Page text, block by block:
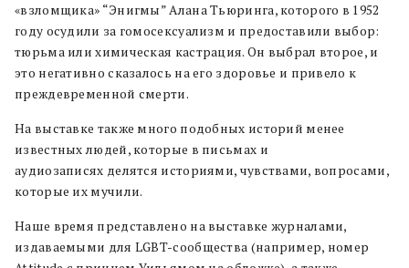
«взломщика» “Энигмы” Алана Тьюринга, которого в 1952
году осудили за гомосексуализм и предоставили выбор:
тюрьма или химическая кастрация. Он выбрал второе, и
это негативно сказалось на его здоровье и привело к
преждевременной смерти.
На выставке также много подобных историй менее
известных людей, которые в письмах и
аудиозаписях делятся историями, чувствами, вопросами,
которые их мучили.
Наше время представлено на выставке журналами,
издаваемыми для LGBT-сообщества (например, номер